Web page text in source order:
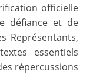
officielle
défiance et de
Représentants,
essentiels
répercussions